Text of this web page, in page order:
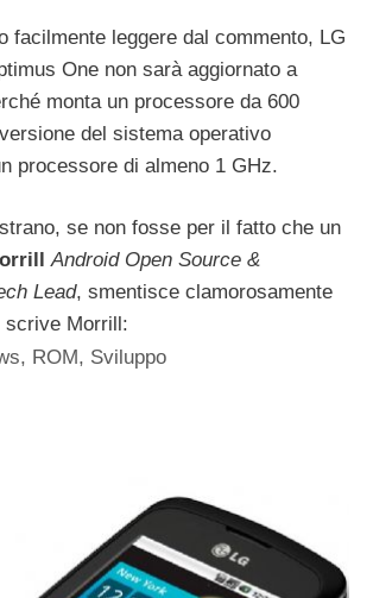
facilmente leggere dal commento, LG
One non sarà aggiornato a
monta un processore da 600
del sistema operativo
processore di almeno 1 GHz.
se non fosse per il fatto che un
Android Open Source &
Lead, smentisce clamorosamente
Morrill:
, ROM, Sviluppo